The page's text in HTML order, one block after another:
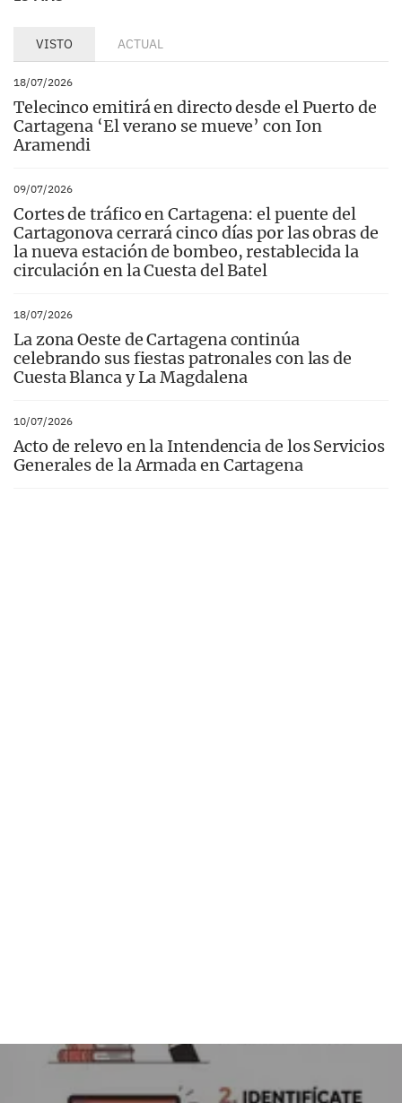
VISTO ACTUAL
18/07/2026
Telecinco emitirá en directo desde el Puerto de
Cartagena ‘El verano se mueve’ con Ion
Aramendi
09/07/2026
Cortes de tráfico en Cartagena: el puente del
Cartagonova cerrará cinco días por las obras de
la nueva estación de bombeo, restablecida la
circulación en la Cuesta del Batel
18/07/2026
La zona Oeste de Cartagena continúa
celebrando sus fiestas patronales con las de
Cuesta Blanca y La Magdalena
10/07/2026
Acto de relevo en la Intendencia de los Servicios
Generales de la Armada en Cartagena